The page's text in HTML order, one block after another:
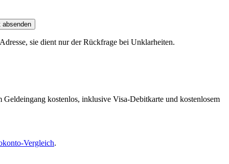
absenden
sie dient nur der Rückfrage bei Unklarheiten.
kostenlos, inklusive Visa-Debitkarte und kostenlosem
Vergleich.